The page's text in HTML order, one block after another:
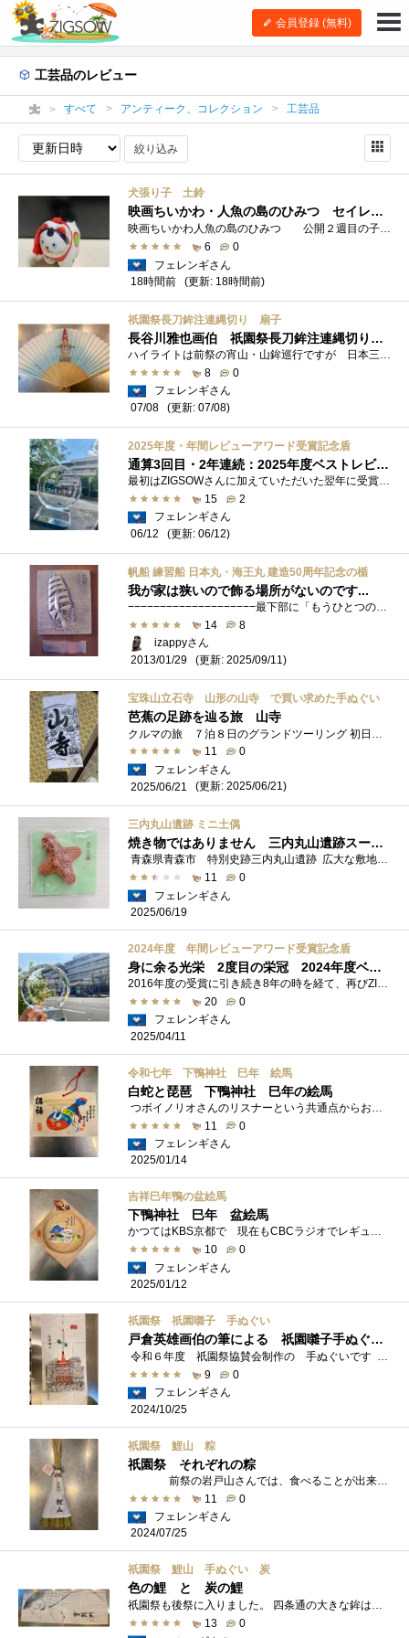
会員登録 (無料)
工芸品のレビュー
すべて アンティーク、コレクション 工芸品
絞り込み
犬張り子 土鈴
映画ちいかわ・人魚の島のひみつ セイレーンのモデルは犬だった？
映画ちいかわ人魚の島のひみつ 公開２週目の子どもさんの来場が制限されているレイトショーでも満席でしたし新たにボンドロシールの来場�...
6
0
フェレンギさん
18時間前
(更新: 18時間前)
祇園祭長刀鉾注連縄切り 扇子
長谷川雅也画伯 祇園祭長刀鉾注連縄切り図案扇子
ハイライトは前祭の宵山・山鉾巡行ですが 日本三大祭りのヒトツである祇園祭は ７月のひと月間を通して様々な行事が執り行われております。...
8
0
フェレンギさん
07/08
(更新: 07/08)
2025年度・年間レビューアワード受賞記念盾
通算3回目・2年連続：2025年度ベストレビュアー受賞記念盾
最初はZIGSOWさんに加えていただいた翌年に受賞の喜びを得た年間ベストレビュアー賞 2016年度のことでした。 それから9年を経て2度目のベスト...
15
2
フェレンギさん
06/12
(更新: 06/12)
帆船 練習船 日本丸・海王丸 建造50周年記念の楯
我が家は狭いので飾る場所がないのです...
14
8
izappyさん
2013/01/29
(更新: 2025/09/11)
宝珠山立石寺 山形の山寺 で買い求めた手ぬぐい
芭蕉の足跡を辿る旅 山寺
11
0
フェレンギさん
2025/06/21
(更新: 2025/06/21)
三内丸山遺跡 ミニ土偶
焼き物ではありません 三内丸山遺跡スーベニアショップで売られているミニ土偶
青森県青森市 特別史跡三内丸山遺跡 広大な敷地内にある遺跡を見学 素晴らしい展示を楽しんだ後は スーベニアショップ もしも時間があ...
11
0
フェレンギさん
2025/06/19
2024年度 年間レビューアワード受賞記念盾
身に余る光栄 2度目の栄冠 2024年度ベストレビュアー受賞記念盾
2016年度の受賞に引き続き8年の時を経て、再びZIGSOW運営様から嬉しいご褒美をいただきました 8年前は年度末に発表があり、記念盾の送付は1月だ...
20
0
フェレンギさん
2025/04/11
令和七年 下鴨神社 巳年 絵馬
白蛇と琵琶 下鴨神社 巳年の絵馬
11
0
フェレンギさん
2025/01/14
吉祥巳年鴨の盆絵馬
下鴨神社 巳年 盆絵馬
かつてはKBS京都で 現在もCBCラジオでレギュラー番組をお持ちのつボイノリオさん 彼の番組の御縁で知り合いとなった名家鴨脚家の 鴨脚えり子...
10
0
フェレンギさん
2025/01/12
祇園祭 祇園囃子 手ぬぐい
戸倉英雄画伯の筆による 祇園囃子手ぬぐい 長刀鉾
令和６年度 祇園祭協賛会制作の 手ぬぐいです 絵柄は祇園祭の山鉾を代表する 長刀鉾 京都市在住の日本画家 戸倉英雄画伯の筆による�...
9
0
フェレンギさん
2024/10/25
祇園祭 鯉山 粽
祇園祭 それぞれの粽
11
0
フェレンギさん
2024/07/25
祇園祭 鯉山 手ぬぐい 炭
色の鯉 と 炭の鯉
祇園祭も後祭に入りました。 四条通の大きな鉾は無く、室町を中心に やや小さめの山が並ぶ後祭ではありますが 子どもたちが夏休み期間に入�...
13
0